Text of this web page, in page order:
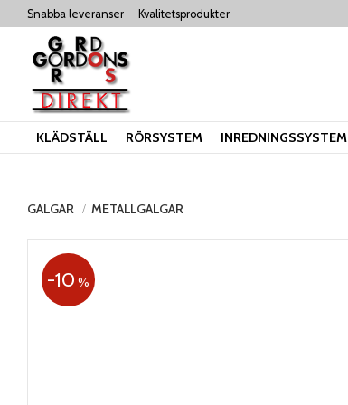
Snabba leveranser Kvalitetsprodukter
KLÄDSTÄLL RÖRSYSTEM INREDNINGSSYSTEM
GALGAR METALLGALGAR
10 %